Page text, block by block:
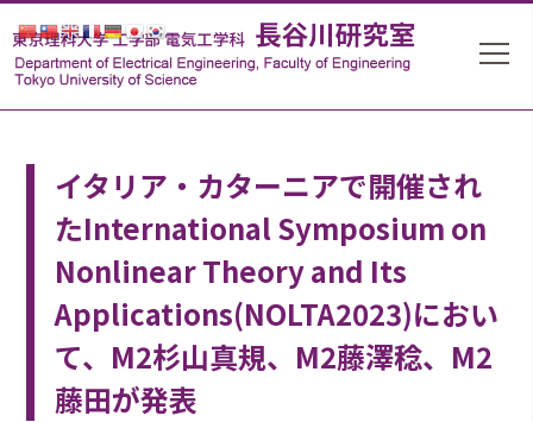
イタリア・カターニアで開催され
たInternational Symposium on
Nonlinear Theory and Its
Applications(NOLTA2023)におい
て、M2杉山真規、M2藤澤稔、M2
藤田が発表